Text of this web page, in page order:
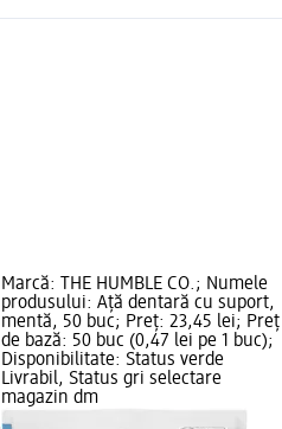
Marcă: THE HUMBLE CO.; Numele
produsului: Ață dentară cu suport,
mentă, 50 buc; Preț: 23,45 lei; Preț
de bază: 50 buc (0,47 lei pe 1 buc);
Disponibilitate: Status verde
Livrabil, Status gri selectare
magazin dm